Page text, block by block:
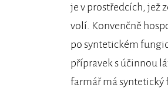
je v prostředcích, jež
volí. Konvenčně
po syntetickém
přípravek s účinnou
farmář má syntetický